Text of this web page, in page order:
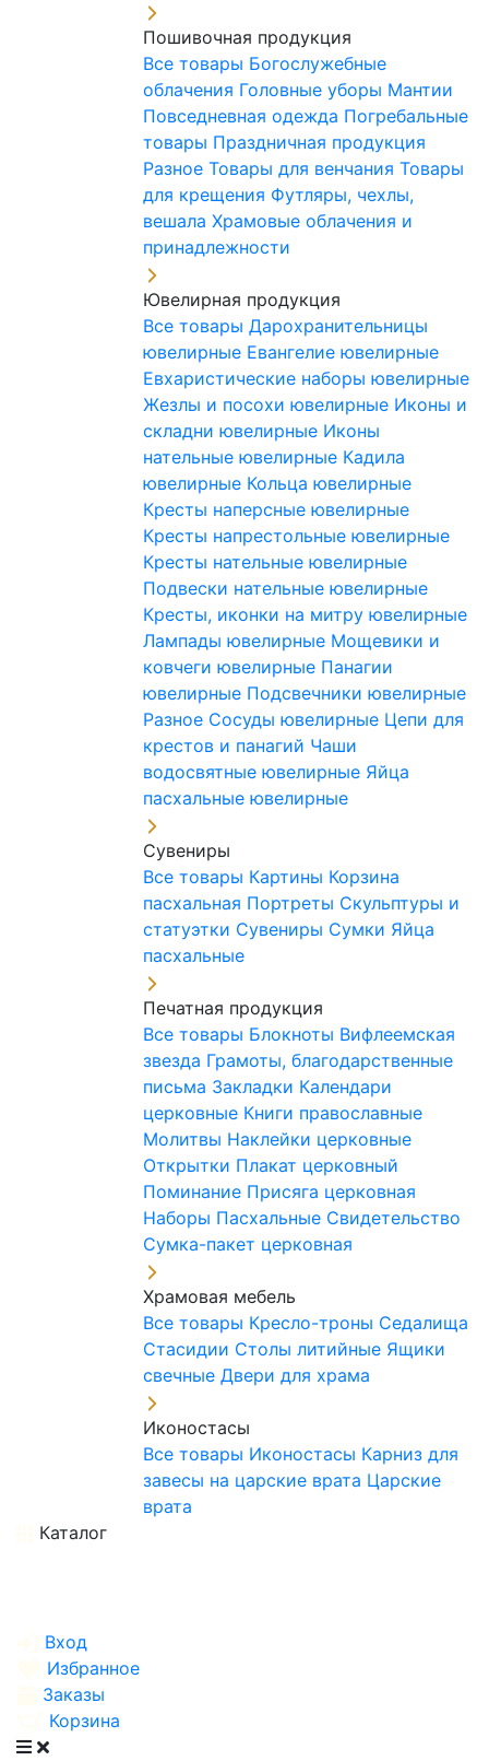
Пошивочная продукция
Все товары Богослужебные
облачения Головные уборы Мантии
Повседневная одежда Погребальные
товары Праздничная продукция
Разное Товары для венчания Товары
для крещения Футляры, чехлы,
вешала Храмовые облачения и
принадлежности
Ювелирная продукция
Все товары Дарохранительницы
ювелирные Евангелие ювелирные
Евхаристические наборы ювелирные
Жезлы и посохи ювелирные Иконы и
складни ювелирные Иконы
нательные ювелирные Кадила
ювелирные Кольца ювелирные
Кресты наперсные ювелирные
Кресты напрестольные ювелирные
Кресты нательные ювелирные
Подвески нательные ювелирные
Кресты, иконки на митру ювелирные
Лампады ювелирные Мощевики и
ковчеги ювелирные Панагии
ювелирные Подсвечники ювелирные
Разное Сосуды ювелирные Цепи для
крестов и панагий Чаши
водосвятные ювелирные Яйца
пасхальные ювелирные
Сувениры
Все товары Картины Корзина
пасхальная Портреты Скульптуры и
статуэтки Сувениры Сумки Яйца
пасхальные
Печатная продукция
Все товары Блокноты Вифлеемская
звезда Грамоты, благодарственные
письма Закладки Календари
церковные Книги православные
Молитвы Наклейки церковные
Открытки Плакат церковный
Поминание Присяга церковная
Наборы Пасхальные Свидетельство
Сумка-пакет церковная
Храмовая мебель
Все товары Кресло-троны Седалища
Стасидии Столы литийные Ящики
свечные Двери для храма
Иконостасы
Все товары Иконостасы Карниз для
завесы на царские врата Царские
врата
Каталог
Вход
Избранное
Заказы
Корзина